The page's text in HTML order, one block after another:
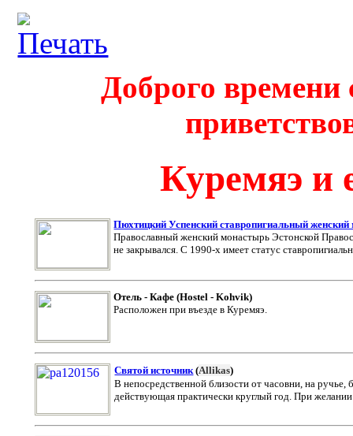
Доброго
Куремяэ и
Пюхтицкий Успенский ставропигиальный
Православный женский монастырь Эстонской
не закрывался. С 1990-х имеет статус
Отель - Кафе (Hostel - Kohvik)
Расположен при въезде в Куремяэ.
Святой источник(Allikas)
В непосредственной близости от часовни, на
действующая практически круглый год. При